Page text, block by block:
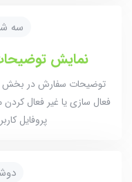
سه شنبه -
نمایش
توضیحات سفارش در بخش
فعال سازی یا غیر فعال
پروفایل
دوشنبه